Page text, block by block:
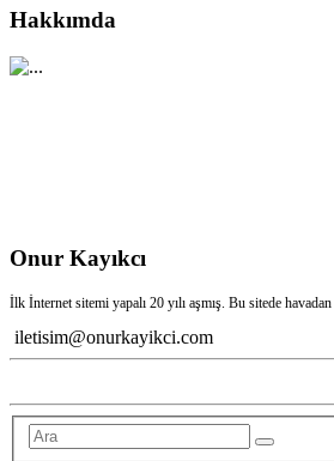
Hakkımda
Onur Kayıkcı
İlk İnternet sitemi yapalı 20 yılı aşmış. Bu sitede
iletisim@onurkayikci.com